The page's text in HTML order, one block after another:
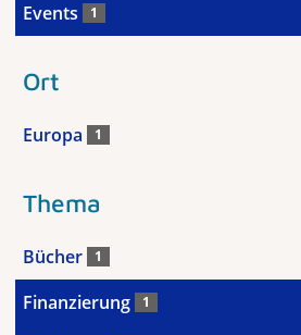
Events 1
Ort
Europa 1
Thema
Bücher 1
Finanzierung 1